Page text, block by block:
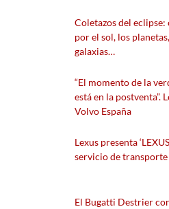
Coletazos del eclipse:
por el sol, los
galaxias…
“El momento de la
está en la postventa”.
Volvo España
Lexus presenta
servicio de
El Bugatti Destrier